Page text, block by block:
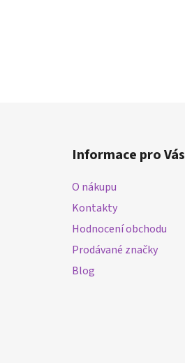
Informace pro Vás
O nákupu
Kontakty
Hodnocení obchodu
Prodávané značky
Blog